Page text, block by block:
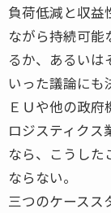
負荷低減と収益
ながら持続可能
るか、あるいは
いった議論にも
ＥＵや他の政
ロジスティクス
なら、こうした
ならない。
三つのケース